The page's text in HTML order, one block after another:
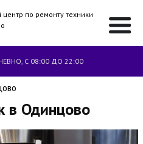
по ремонту техники
С 08:00 ДО 22:00
в Одинцово